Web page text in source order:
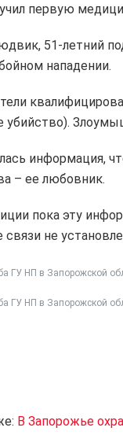
первую
51-летний
нападении.
информация,
– ее любовник.
пока эту
не
ГУ НП в Запорожской
ГУ НП в Запорожской
В Запорожье